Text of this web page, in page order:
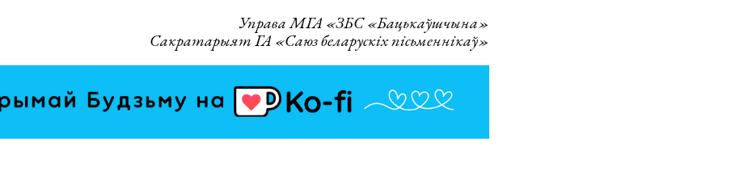
Управа МГА «ЗБС «Бацькаўшчына»
Сакратарыят ГА «Саюз беларускіх пісьменнікаў»